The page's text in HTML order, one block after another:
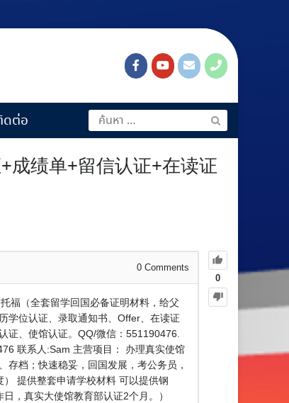
ต่อ
绩单+留信认证+在读证
0
0 Comments
福（全套留学回国必备证明材料，给父
学位认证、录取通知书、Offer、在读证
证、使馆认证。QQ/微信：551190476.
联系人:Sam 主营项目： 办理真实使馆
档；快速稳妥，回国发展，考公务员，
提供整套申请学校材料 可以提供钢
，真实大使馆教育部认证2个月。）